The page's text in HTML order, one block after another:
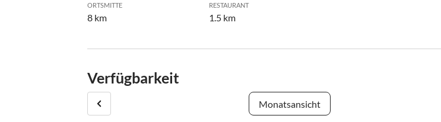
ORTSMITTE
8 km
RESTAURANT
1.5 km
Verfügbarkeit
Monatsansicht